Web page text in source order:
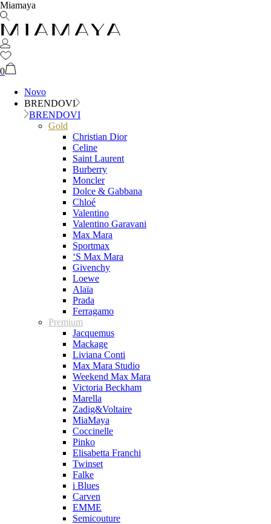
Miamaya
0
Novo
BRENDOVI
BRENDOVI
Gold
Christian Dior
Celine
Saint Laurent
Burberry
Moncler
Dolce & Gabbana
Chloé
Valentino
Valentino Garavani
Max Mara
Sportmax
‘S Max Mara
Givenchy
Loewe
Alaïa
Prada
Ferragamo
Premium
Jacquemus
Mackage
Liviana Conti
Max Mara Studio
Weekend Max Mara
Victoria Beckham
Marella
Zadig&Voltaire
MiaMaya
Coccinelle
Pinko
Elisabetta Franchi
Twinset
Falke
i Blues
Carven
EMME
Semicouture